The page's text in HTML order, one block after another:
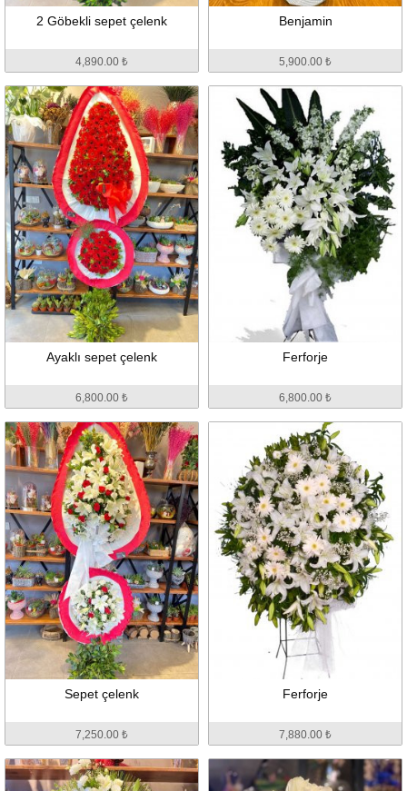
2 Göbekli sepet çelenk
4,890.00 ₺
Benjamin
5,900.00 ₺
Ayaklı sepet çelenk
6,800.00 ₺
Ferforje
6,800.00 ₺
Sepet çelenk
7,250.00 ₺
Ferforje
7,880.00 ₺